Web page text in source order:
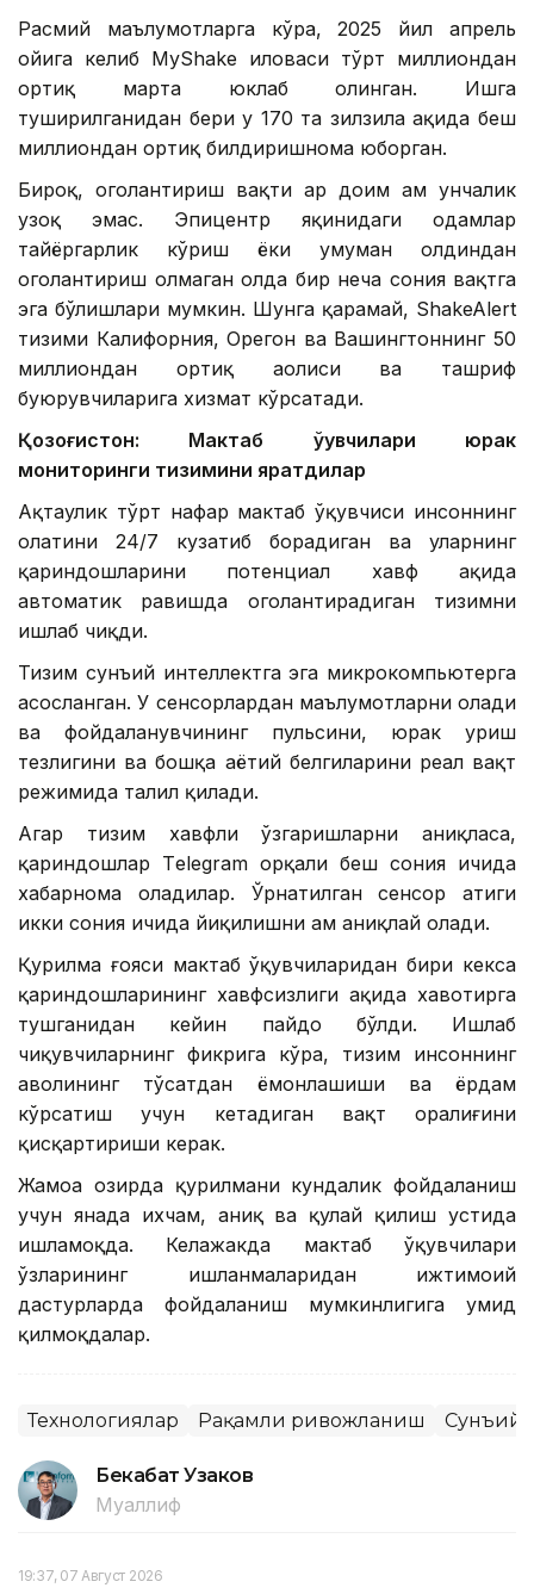
Расмий маълумотларга кўра, 2025 йил апрель
ойига келиб MyShake иловаси тўрт миллиондан
ортиқ марта юклаб олинган. Ишга
туширилганидан бери у 170 та зилзила ҳақида беш
миллиондан ортиқ билдиришнома юборган.
Бироқ, огоҳлантириш вақти ҳар доим ҳам унчалик
узоқ эмас. Эпицентр яқинидаги одамлар
тайёргарлик кўриш ёки умуман олдиндан
огоҳлантириш олмаган ҳолда бир неча сония вақтга
эга бўлишлари мумкин. Шунга қарамай, ShakeAlert
тизими Калифорния, Орегон ва Вашингтоннинг 50
миллиондан ортиқ аҳолиси ва ташриф
буюрувчиларига хизмат кўрсатади.
Қозоғистон: Мактаб ўқувчилари юрак
мониторинги тизимини яратдилар
Ақтаулик тўрт нафар мактаб ўқувчиси инсоннинг
ҳолатини 24/7 кузатиб борадиган ва уларнинг
қариндошларини потенциал хавф ҳақида
автоматик равишда огоҳлантирадиган тизимни
ишлаб чиқди.
Тизим сунъий интеллектга эга микрокомпьютерга
асосланган. У сенсорлардан маълумотларни олади
ва фойдаланувчининг пульсини, юрак уриш
тезлигини ва бошқа ҳаётий белгиларини реал вақт
режимида таҳлил қилади.
Агар тизим хавфли ўзгаришларни аниқласа,
қариндошлар Тelegram орқали беш сония ичида
хабарнома оладилар. Ўрнатилган сенсор атиги
икки сония ичида йиқилишни ҳам аниқлай олади.
Қурилма ғояси мактаб ўқувчиларидан бири кекса
қариндошларининг хавфсизлиги ҳақида хавотирга
тушганидан кейин пайдо бўлди. Ишлаб
чиқувчиларнинг фикрига кўра, тизим инсоннинг
аҳволининг тўсатдан ёмонлашиши ва ёрдам
кўрсатиш учун кетадиган вақт оралиғини
қисқартириши керак.
Жамоа ҳозирда қурилмани кундалик фойдаланиш
учун янада ихчам, аниқ ва қулай қилиш устида
ишламоқда. Келажакда мактаб ўқувчилари
ўзларининг ишланмаларидан ижтимоий
дастурларда фойдаланиш мумкинлигига умид
қилмоқдалар.
Технологиялар Рақамли ривожланиш Сунъий
Бекабат Узаков
Муаллиф
19:37, 07 Август 2026